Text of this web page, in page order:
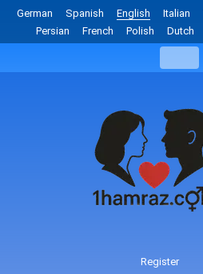
German Spanish English Italian
Persian
French Polish Dutch
Register